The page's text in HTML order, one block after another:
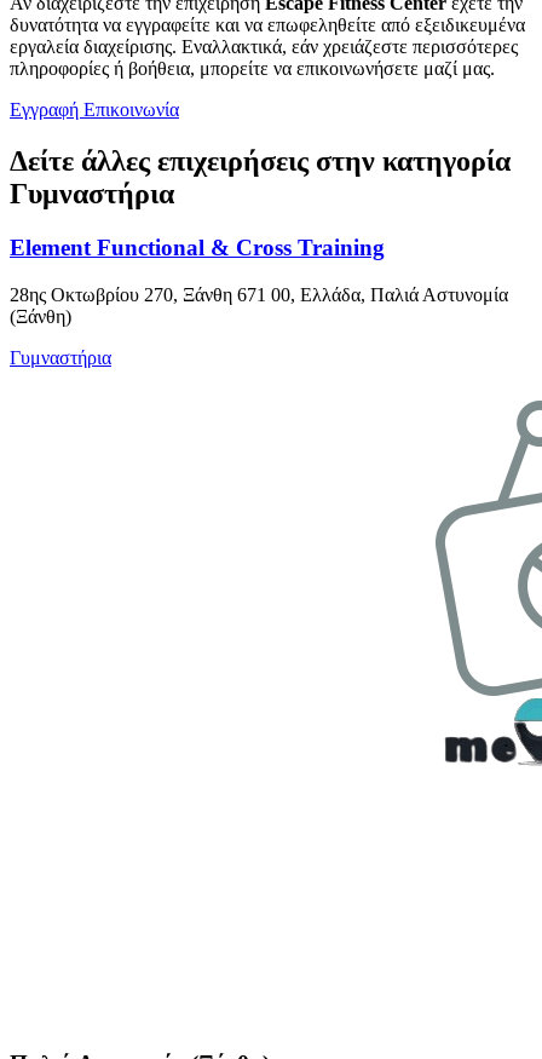
δυνατότητα να εγγραφείτε και να επωφεληθείτε από εξειδικευμένα
εργαλεία διαχείρισης. Εναλλακτικά, εάν χρειάζεστε περισσότερες
πληροφορίες ή βοήθεια, μπορείτε να επικοινωνήσετε μαζί μας.
Εγγραφή Επικοινωνία
Δείτε άλλες επιχειρήσεις στην κατηγορία
Γυμναστήρια
Element Functional & Cross Training
28ης Οκτωβρίου 270, Ξάνθη 671 00, Ελλάδα, Παλιά Αστυνομία
(Ξάνθη)
Γυμναστήρια